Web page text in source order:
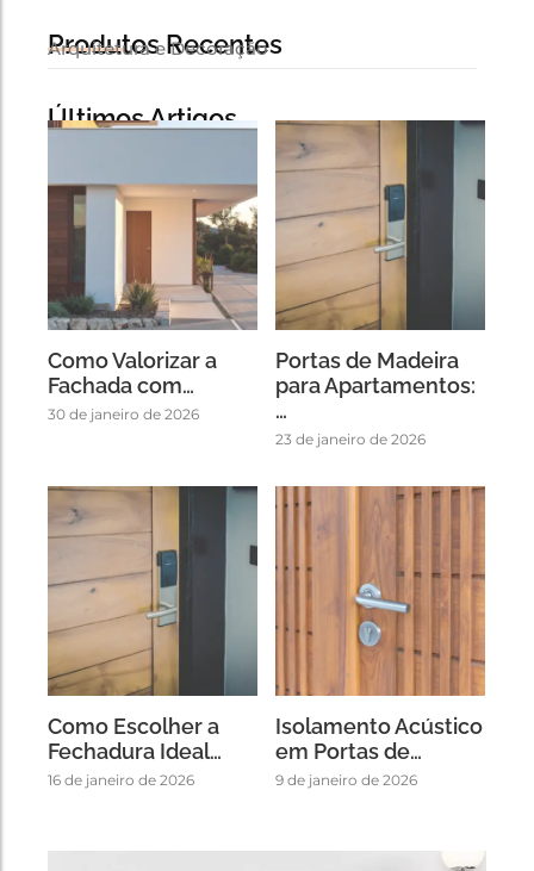
Produtos Recentes
Arquitetura e Decoração
Últimos Artigos
Como Valorizar a
Fachada com…
30 de janeiro de 2026
Portas de Madeira
para Apartamentos:
…
23 de janeiro de 2026
Como Escolher a
Fechadura Ideal…
16 de janeiro de 2026
Isolamento Acústico
em Portas de…
9 de janeiro de 2026